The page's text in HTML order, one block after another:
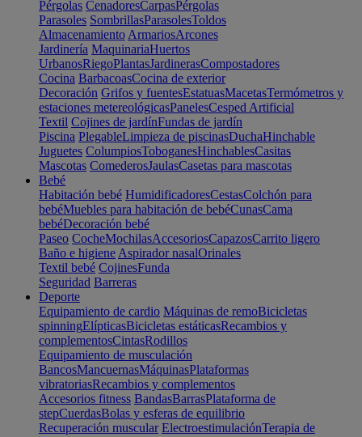
Pérgolas CenadoresCarpasPérgolas
Parasoles SombrillasParasolesToldos
Almacenamiento ArmariosArcones
Jardinería MaquinariaHuertos
UrbanosRiegoPlantasJardinerasCompostadores
Cocina BarbacoasCocina de exterior
Decoración Grifos y fuentesEstatuasMacetasTermómetros y
estaciones metereológicasPanelesCesped Artificial
Textil Cojines de jardínFundas de jardín
Piscina PlegableLimpieza de piscinasDuchaHinchable
Juguetes ColumpiosToboganesHinchablesCasitas
Mascotas ComederosJaulasCasetas para mascotas
Bebé
Habitación bebé HumidificadoresCestasColchón para
bebéMuebles para habitación de bebéCunasCama
bebéDecoración bebé
Paseo CocheMochilasAccesoriosCapazosCarrito ligero
Baño e higiene Aspirador nasalOrinales
Textil bebé CojinesFunda
Seguridad Barreras
Deporte
Equipamiento de cardio Máquinas de remoBicicletas
spinningElípticasBicicletas estáticasRecambios y
complementosCintasRodillos
Equipamiento de musculación
BancosMancuernasMáquinasPlataformas
vibratoriasRecambios y complementos
Accesorios fitness BandasBarrasPlataforma de
stepCuerdasBolas y esferas de equilibrio
Recuperación muscular ElectroestimulaciónTerapia de